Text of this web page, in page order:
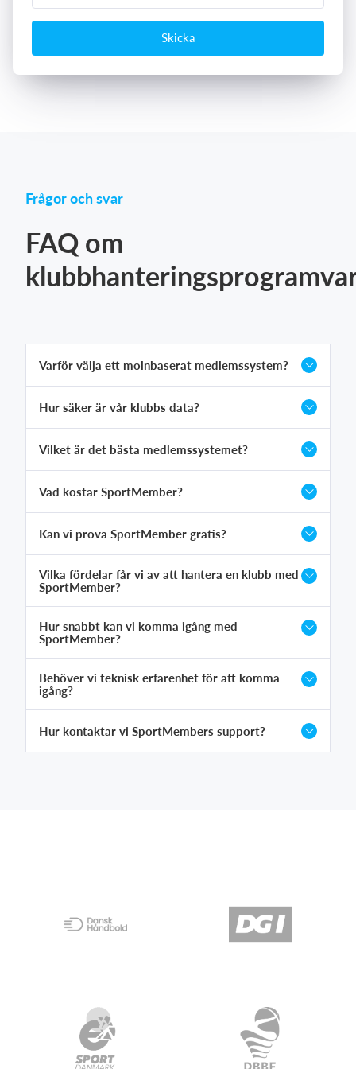
Skicka
Frågor och svar
FAQ om
Varför välja ett molnbaserat medlemssystem?
Hur säker är vår klubbs data?
Vilket är det bästa medlemssystemet?
Vad kostar SportMember?
Kan vi prova SportMember gratis?
Vilka fördelar får vi av att hantera en klubb med
SportMember?
Hur snabbt kan vi komma igång med
SportMember?
Behöver vi teknisk erfarenhet för att komma
igång?
Hur kontaktar vi SportMembers support?